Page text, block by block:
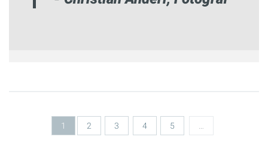
Seiten
1 2 3 4 5